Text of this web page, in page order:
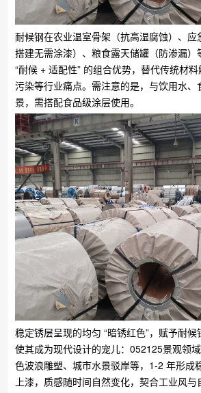
耐候钢在农业温室骨架（抗高湿腐蚀）、
搭建无需涂漆）、粮食露天储罐（防渗漏
“耐候 + 适配性” 的组合优势，替代传统材料
污染等行业痛点。需注意的是，与饮用水、
景，需搭配食品级涂层使用。
稳定锈层呈现的均匀 “暗锈红色”，赋予耐候
使其成为现代设计的宠儿：​052125景观领
色波浪雕塑、城市水景驳岸等，1-2 年形成
上漆，质感随时间自然变化，契合工业风与